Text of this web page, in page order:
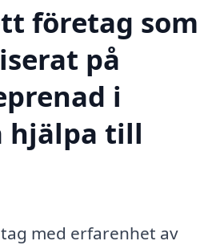
företag som
på
i
hjälpa till
med erfarenhet av